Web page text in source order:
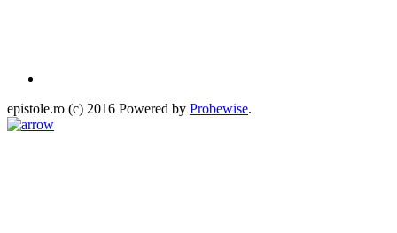
epistole.ro (c) 2016 Powered by Probewise.